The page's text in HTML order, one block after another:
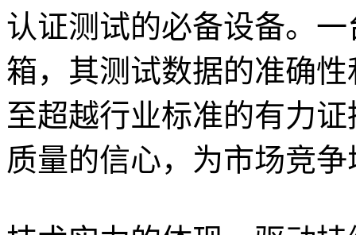
认证测试的必备设备。
箱，其测试数据的准确
至超越行业标准的有力
质量的信心，为市场竞